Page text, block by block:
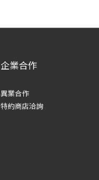
企業合作
異業合作
特約商店洽詢